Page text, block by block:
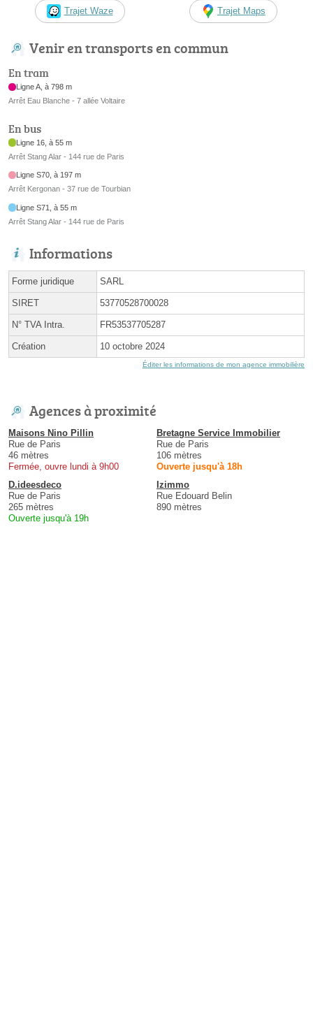
Trajet Waze Trajet Maps
Venir en transports en commun
En tram
Ligne A, à 798 m
Arrêt Eau Blanche - 7 allée Voltaire
En bus
Ligne 16, à 55 m
Arrêt Stang Alar - 144 rue de Paris
Ligne S70, à 197 m
Arrêt Kergonan - 37 rue de Tourbian
Ligne S71, à 55 m
Arrêt Stang Alar - 144 rue de Paris
Informations
Forme juridique SARL
SIRET 53770528700028
N° TVA Intra. FR53537705287
Création 10 octobre 2024
Éditer les informations de mon agence immobilière
Agences à proximité
Maisons Nino Pillin
Rue de Paris
46 mètres
Fermée, ouvre lundi à 9h00
Bretagne Service Immobilier
Rue de Paris
106 mètres
Ouverte jusqu'à 18h
D.ideesdeco
Rue de Paris
265 mètres
Ouverte jusqu'à 19h
Izimmo
Rue Edouard Belin
890 mètres